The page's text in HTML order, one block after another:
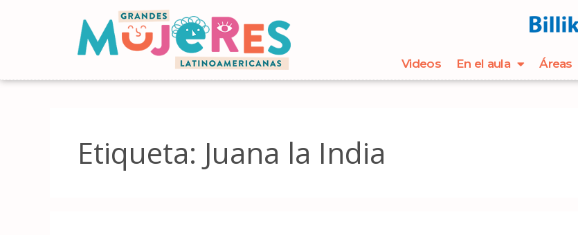
Videos En el aula Áreas
Etiqueta: Juana la India